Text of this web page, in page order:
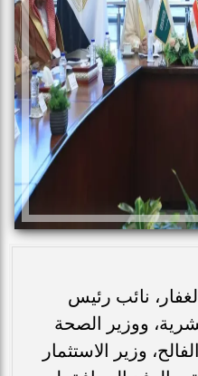
نائب رئيس
ووزير الصحة
وزير الاستثمار